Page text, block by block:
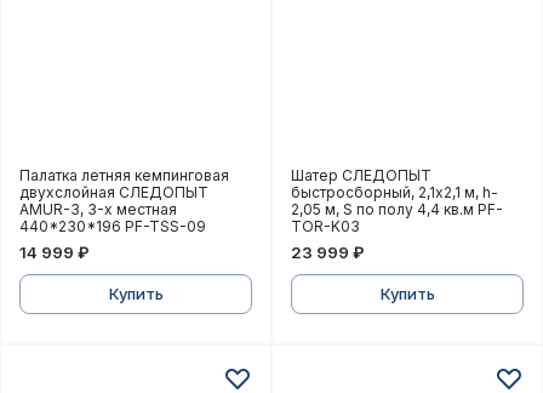
Палатка летняя кемпинговая двухслойная
Палатка летняя кемпинговая
двухслойная СЛЕДОПЫТ
AMUR-3, 3-х местная
440*230*196 PF-TSS-09
14 999 ₽
Купить
Шатер СЛЕДОПЫТ
Шатер СЛЕДОПЫТ
быстросборный, 2,1х2,1 м, h-
2,05 м, S по полу 4,4 кв.м PF-
TOR-K03
23 999 ₽
Купить